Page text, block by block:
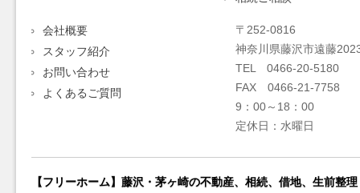
会社概要
スタッフ紹介
お問い合わせ
よくあるご質問
〒252-0816
神奈川県藤沢市遠藤
TEL 0466-20-5180
FAX 0466-21-7758
9：00～18：00
定休日：水曜日
【フリーホーム】藤沢・茅ヶ崎の不動産、相続、借地、生前整理